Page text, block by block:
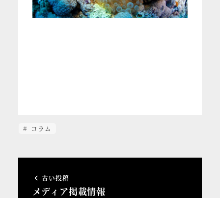
コラム
古い投稿
メディア掲載情報